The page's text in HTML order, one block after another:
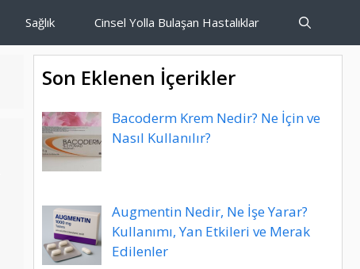
Sağlık Cinsel Yolla Bulaşan Hastalıklar
Son Eklenen İçerikler
Bacoderm Krem Nedir? Ne İçin ve
Nasıl Kullanılır?
Augmentin Nedir, Ne İşe Yarar?
Kullanımı, Yan Etkileri ve Merak
Edilenler